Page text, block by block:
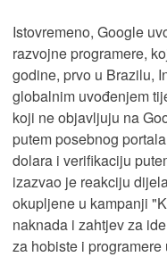
Istovremeno, Google
razvojne programere,
godine, prvo u Brazilu,
globalnim uvođenjem
koji ne objavljuju na
putem posebnog
dolara i verifikaciju
izazvao je reakciju
okupljene u kampanji
naknada i zahtjev za
za hobiste i